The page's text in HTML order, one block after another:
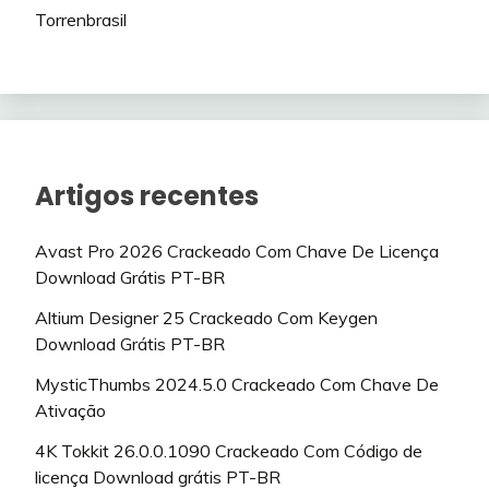
Torrenbrasil
Artigos recentes
Avast Pro 2026 Crackeado Com Chave De Licença
Download Grátis PT-BR
Altium Designer 25 Crackeado Com Keygen
Download Grátis PT-BR
MysticThumbs 2024.5.0 Crackeado Com Chave De
Ativação
4K Tokkit 26.0.0.1090 Crackeado Com Código de
licença Download grátis PT-BR